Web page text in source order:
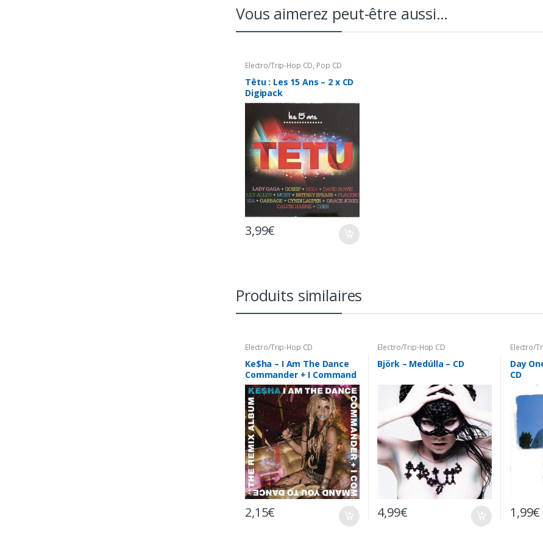
Vous aimerez peut-être aussi…
Electro/Trip-Hop CD, Pop CD
Têtu : Les 15 Ans – 2 x CD
Digipack
3,99€
Produits similaires
Electro/Trip-Hop CD
Ke$ha – I Am The Dance
Commander + I Command
You To Dance: The Remix
Album – CD
2,15€
Electro/Trip-Hop CD
Björk – Medúlla – CD
4,99€
Electro/
Day
CD
1,99€